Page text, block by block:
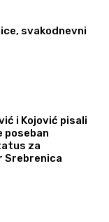
svakodnevni
i Kojović pisali
poseban
za
Srebrenica